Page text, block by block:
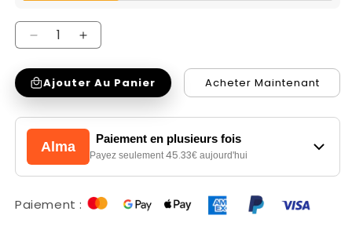
Réduire
la
quantité
de
Fauteuil
de
cuir
vache
Augmenter
la
quantité
de
Fauteuil
de
cuir
de
vache
Ajouter Au Panier Acheter Maintenant
Alma
Paiement en plusieurs fois
Payez seulement 45.33€ aujourd'hui
Paiement :